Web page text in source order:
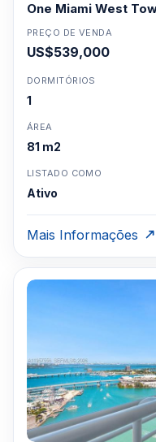
One Miami West
PREÇO DE VENDA
US$539,000
DORMITÓRIOS
1
ÁREA
81 m2
LISTADO COMO
Ativo
Mais Informações